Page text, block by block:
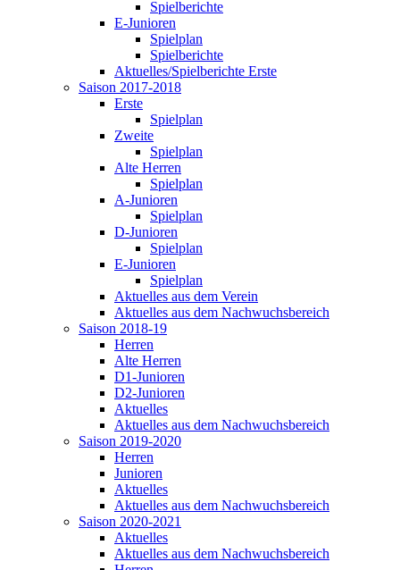
Spielberichte
E-Junioren
Spielplan
Spielberichte
Aktuelles/Spielberichte Erste
Saison 2017-2018
Erste
Spielplan
Zweite
Spielplan
Alte Herren
Spielplan
A-Junioren
Spielplan
D-Junioren
Spielplan
E-Junioren
Spielplan
Aktuelles aus dem Verein
Aktuelles aus dem Nachwuchsbereich
Saison 2018-19
Herren
Alte Herren
D1-Junioren
D2-Junioren
Aktuelles
Aktuelles aus dem Nachwuchsbereich
Saison 2019-2020
Herren
Junioren
Aktuelles
Aktuelles aus dem Nachwuchsbereich
Saison 2020-2021
Aktuelles
Aktuelles aus dem Nachwuchsbereich